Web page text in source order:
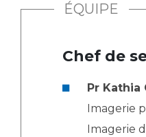
ÉQUIPE
Chef de
Pr Kathia
Imagerie
Imagerie